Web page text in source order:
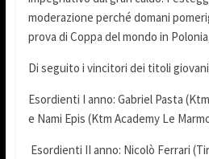
moderazione perché domani
prova di Coppa del mondo in
Di seguito i vincitori dei titoli
Esordienti I anno: Gabriel Pasta
e Nami Epis (Ktm Academy Le
Esordienti II anno: Nicolò Ferrari